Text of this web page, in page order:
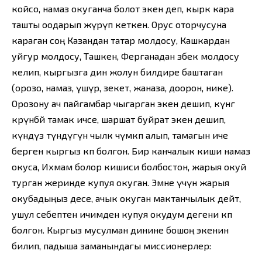
койсо, намаз окуганча болот экен деп, кырк кара
ташты оодарып жүрүп кеткен. Орус оторчусуна
караган соң Казандан татар молдосу, Кашкардан
уйгур молдосу, Ташкен, Ферганадан өзбек молдосу
келип, кыргызга дин жолун билдире баштаган
(орозо, намаз, үшүр, зекет, жаназа, доорон, нике).
Орозону ач пайгамбар чыгарган экен дешип, күнгө
көрүнбөй тамак ичсе, шаршат буйрат экен дешип,
күндүз түндүгүн чылк чүмкөп алып, тамагын иче
берген кыргыз көп болгон. Бир канчалык киши намаз
окуса, Ихмам болор кишиси болбостон, жарыя окуй
турган жеринде купуя окуган. Эмне үчүн жарыя
окубадыңыз десе, ачык окуган мактанчылык дейт,
ушул себептен ичимден купуя окудум дегени көп
болгон. Кыргыз мусулман динине бошоң экенин
билип, падыша заманындагы миссионерлер: